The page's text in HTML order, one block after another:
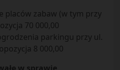
placów zabaw (w tym przy
70 000,00
parkingu przy ul.
8 000,00